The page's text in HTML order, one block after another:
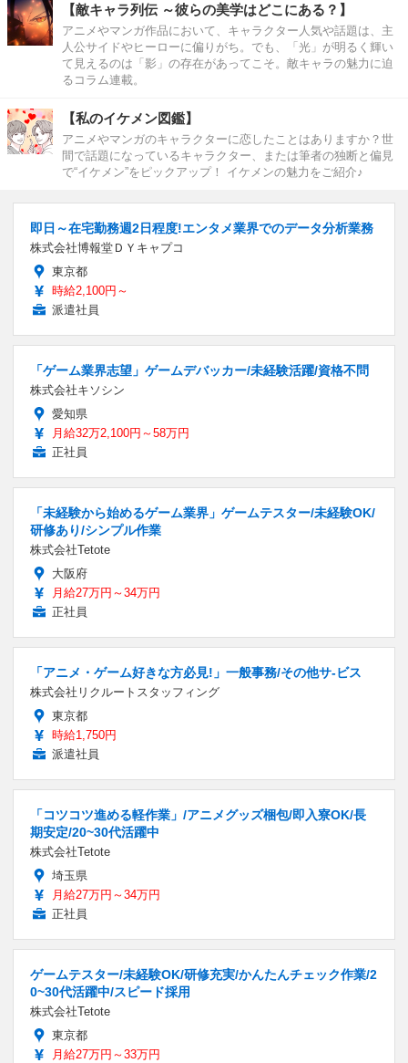
【敵キャラ列伝 ～彼らの美学はどこにある？】
アニメやマンガ作品において、キャラクター人気や話題は、主
人公サイドやヒーローに偏りがち。でも、「光」が明るく輝い
て見えるのは「影」の存在があってこそ。敵キャラの魅力に迫
るコラム連載。
【私のイケメン図鑑】
アニメやマンガのキャラクターに恋したことはありますか？世
間で話題になっているキャラクター、または筆者の独断と偏見
で“イケメン”をピックアップ！ イケメンの魅力をご紹介♪
即日～在宅勤務週2日程度!エンタメ業界でのデータ分析業務
株式会社博報堂ＤＹキャプコ
東京都
時給2,100円～
派遣社員
「ゲーム業界志望」ゲームデバッカー/未経験活躍/資格不問
株式会社キソシン
愛知県
月給32万2,100円～58万円
正社員
「未経験から始めるゲーム業界」ゲームテスター/未経験OK/
研修あり/シンプル作業
株式会社Tetote
大阪府
月給27万円～34万円
正社員
「アニメ・ゲーム好きな方必見!」一般事務/その他サ-ビス
株式会社リクルートスタッフィング
東京都
時給1,750円
派遣社員
「コツコツ進める軽作業」/アニメグッズ梱包/即入寮OK/長
期安定/20~30代活躍中
株式会社Tetote
埼玉県
月給27万円～34万円
正社員
ゲームテスター/未経験OK/研修充実/かんたんチェック作業/2
0~30代活躍中/スピード採用
株式会社Tetote
東京都
月給27万円～33万円